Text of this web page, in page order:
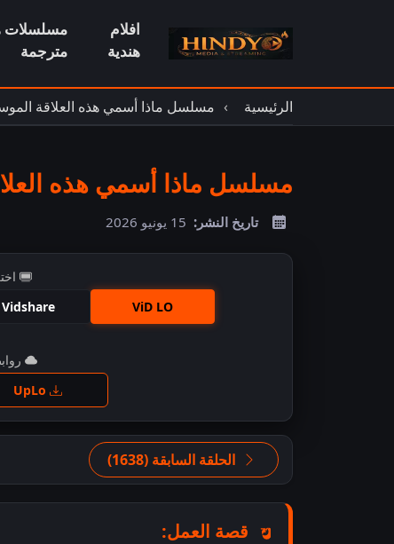
افلام
هندية
مسلسلات
مترجمة
الرئيسية مسلسل ماذا أسمي هذه العلاقة
مسلسل ماذا أسمي هذه العلاقة الموسم 2
تاريخ النشر: 15 يونيو 2026
ViD LO
Vidshare
الحلقة السابقة (1638)
قصة العمل: